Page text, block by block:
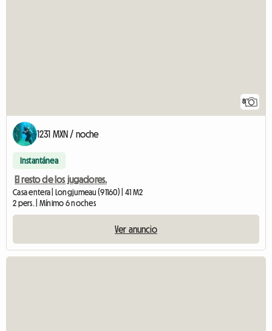
8
1231 MXN / noche
Instantánea
El resto de los jugadores.
Casa entera | Longjumeau (91160) | 41 M2
2 pers. | Mínimo 6 noches
Ver anuncio